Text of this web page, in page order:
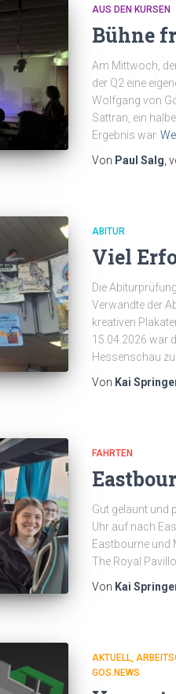
AUS DEN KURSEN
Bühne
Am Mittwoch,
der Q2 eine
Wolfgang von
Sattran, ein
Ergebnis war
Von Paul Salg,
ABITUR
Viel
Die
Verwandte der
kreativen
15.04.2026 war
Hessenschau
Von Kai
FAHRTEN
Gut gelaunt und
Uhr auf nach
Eastbourne und
The Royal
Von Kai
AKTUELL
GOS.NEWS